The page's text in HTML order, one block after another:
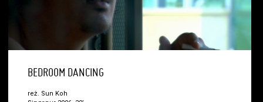
BEDROOM DANCING
reż. Sun Koh